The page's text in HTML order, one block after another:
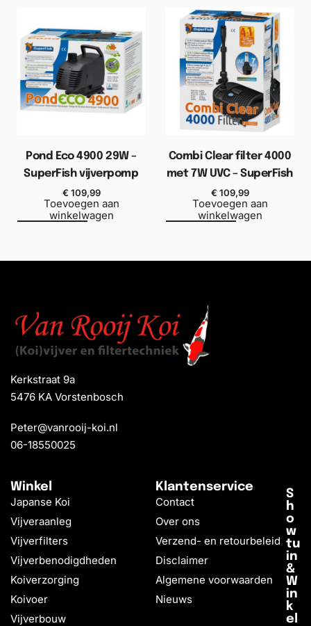
Pond Eco 4900 29W –
SuperFish vijverpomp
€ 109,99
Toevoegen aan
winkelwagen
Combi Clear filter 4000
met 7W UVC – SuperFish
€ 109,99
Toevoegen aan
winkelwagen
Kerkstraat 9a
5476 KA Vorstenbosch
Peter@vanrooij-koi.nl
06-18550025
Winkel
Japanse Koi
Vijveraanleg
Vijverfilters
Vijverbenodigdheden
Koiverzorging
Koivoer
Vijverbouw
Klantenservice
Contact
Over ons
Verzend- en retourbeleid
Disclaimer
Algemene voorwaarden
Nieuws
S
h
o
w
tu
in
&
W
in
k
el